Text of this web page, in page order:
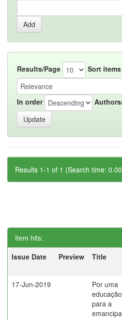
Results/Page Sort
In order
Results 1-1 of 1 (Search time:
Item hits:
Issue Date
Preview Title
17-Jun-2019
Por uma
educação
para a